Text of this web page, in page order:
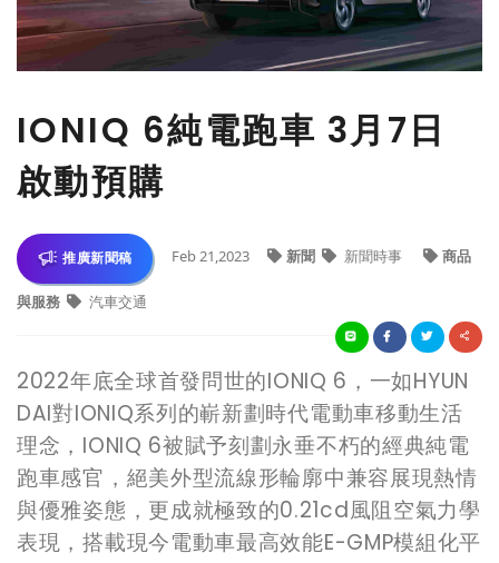
IONIQ 6純電跑車 3月7日
啟動預購
推廣新聞稿 Feb 21,2023 新聞 新聞時事 商品
與服務 汽車交通
2022年底全球首發問世的IONIQ 6，一如HYUN
DAI對IONIQ系列的嶄新劃時代電動車移動生活
理念，IONIQ 6被賦予刻劃永垂不朽的經典純電
跑車感官，絕美外型流線形輪廓中兼容展現熱情
與優雅姿態，更成就極致的0.21cd風阻空氣力學
表現，搭載現今電動車最高效能E-GMP模組化平